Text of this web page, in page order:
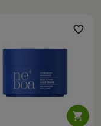

favorite_border